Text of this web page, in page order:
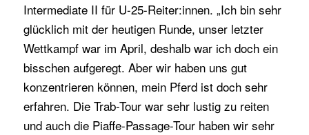
Intermediate II für U-25-Reiter:innen. „Ich bin sehr
glücklich mit der heutigen Runde, unser letzter
Wettkampf war im April, deshalb war ich doch ein
bisschen aufgeregt. Aber wir haben uns gut
konzentrieren können, mein Pferd ist doch sehr
erfahren. Die Trab-Tour war sehr lustig zu reiten
und auch die Piaffe-Passage-Tour haben wir sehr